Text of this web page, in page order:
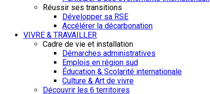
Réussir ses transitions
Développer sa RSE
Accélérer la décarbonation
VIVRE & TRAVAILLER
Cadre de vie et installation
Démarches administratives
Emplois en région sud
Éducation & Scolarité internationale
Culture & Art de vivre
Découvrir les 6 territoires